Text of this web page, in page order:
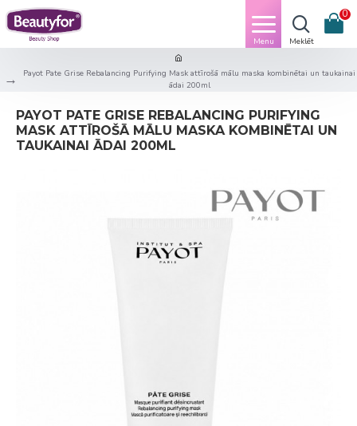
0
Payot Pate Grise Rebalancing Purifying Mask attīrošā mālu maska kombinētai un taukainai
ādai 200ml
PAYOT PATE GRISE REBALANCING PURIFYING
MASK ATTĪROŠĀ MĀLU MASKA KOMBINĒTAI UN
TAUKAINAI ĀDAI 200ML